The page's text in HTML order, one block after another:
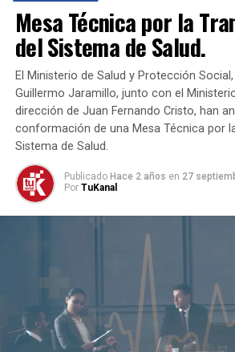
Una Propuesta InnovadoraLa
al ICETEX en un banco de primer
superar la crisis actual, sino también
diversificar las fuentes de
transformación permitiría captar
más efectiva, ofrecer mayores
continuidad de los estudios para más
colombianos.
Compromiso con la Educación
compromiso con la educación y la
soluciones sostenibles. La
vislumbra como una oportunidad
que ningún estudiante se quede atrás
Mesa Técnica por la
del Sistema de Salud.
El Ministerio de Salud y Protección
Guillermo Jaramillo, junto con el
dirección de Juan Fernando Cristo, han
conformación de una Mesa Técnica por
Sistema de Salud.
Publicado Hace 2 años en 27
Por TuKanal